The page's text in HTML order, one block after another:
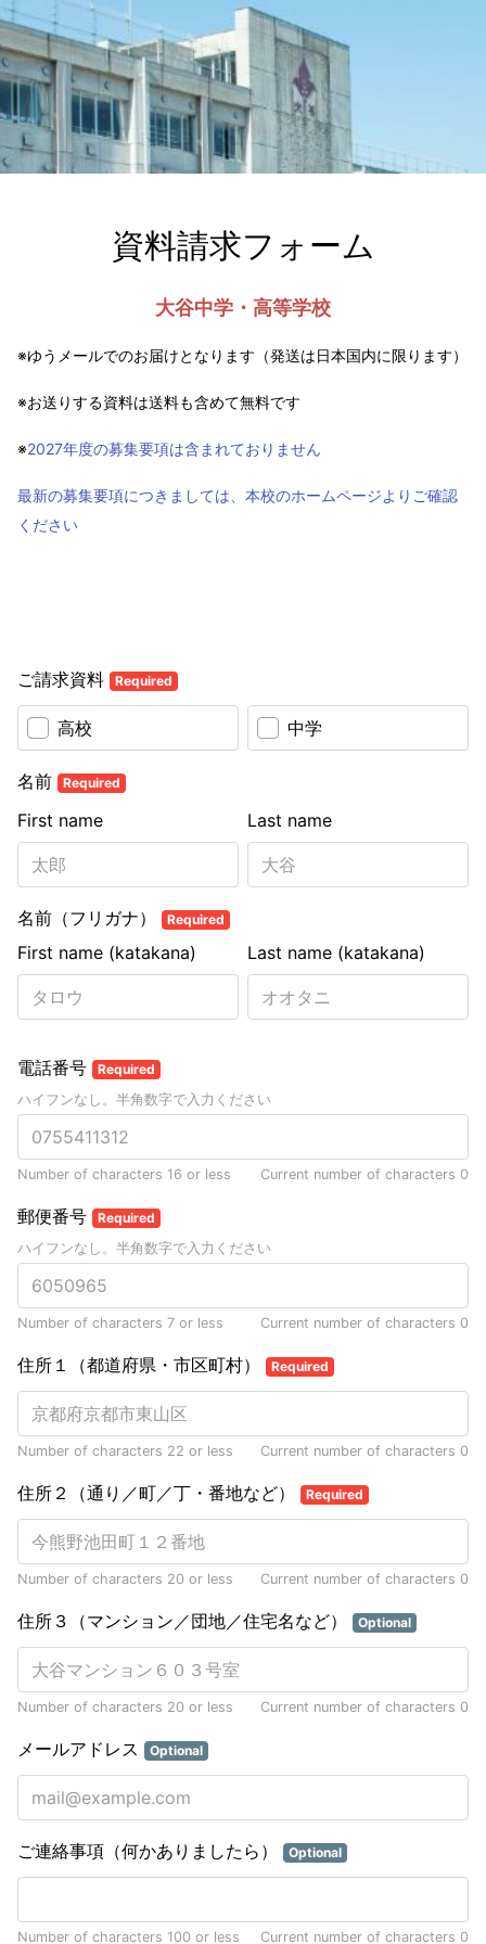
資料請求フォーム
大谷中学・高等学校
※ゆうメールでのお届けとなります（発送は日本国内に限ります）
※お送りする資料は送料も含めて無料です
※2027年度の募集要項は含まれておりません
最新の募集要項につきましては、本校のホームページよりご確認
ください
ご請求資料 Required
高校 中学
名前 Required
Last name
First name
名前（フリガナ） Required
Last name (katakana)
First name (katakana)
電話番号 Required
ハイフンなし。半角数字で入力ください
Number of characters 16 or less Current number of characters 0
郵便番号 Required
ハイフンなし。半角数字で入力ください
Number of characters 7 or less Current number of characters 0
住所１（都道府県・市区町村） Required
Number of characters 22 or less Current number of characters 0
住所２（通り／町／丁・番地など） Required
Number of characters 20 or less Current number of characters 0
住所３（マンション／団地／住宅名など） Optional
Number of characters 20 or less Current number of characters 0
メールアドレス Optional
ご連絡事項（何かありましたら） Optional
Number of characters 100 or less Current number of characters 0